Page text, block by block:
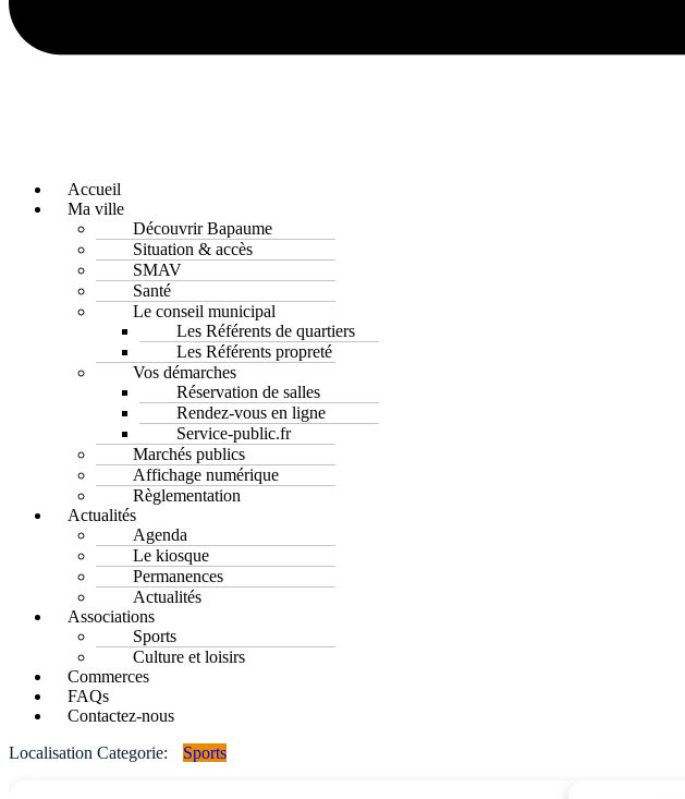
Accueil
Ma ville
Découvrir Bapaume
Situation & accès
SMAV
Santé
Le conseil municipal
Les Référents de quartiers
Les Référents propreté
Vos démarches
Réservation de salles
Rendez-vous en ligne
Service-public.fr
Marchés publics
Affichage numérique
Règlementation
Actualités
Agenda
Le kiosque
Permanences
Actualités
Associations
Sports
Culture et loisirs
Commerces
FAQs
Contactez-nous
Localisation Categorie:
Sports